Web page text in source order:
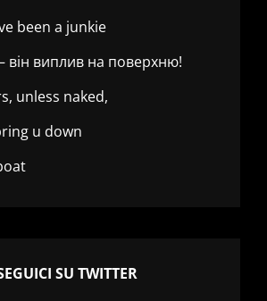
been a junkie
він виплив на поверхню!
unless naked,
u down
SU TWITTER